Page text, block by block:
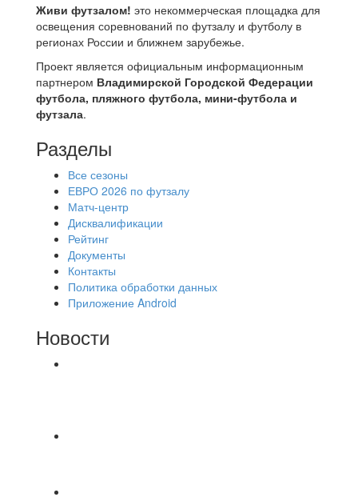
Живи футзалом! это некоммерческая площадка для
освещения соревнований по футзалу и футболу в
регионах России и ближнем зарубежье.
Проект является официальным информационным
партнером Владимирской Городской Федерации
футбола, пляжного футбола, мини-футбола и
футзала.
Разделы
Все сезоны
ЕВРО 2026 по футзалу
Матч-центр
Дисквалификации
Рейтинг
Документы
Контакты
Политика обработки данных
Приложение Android
Новости